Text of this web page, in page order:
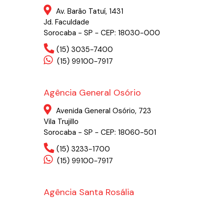
Av. Barão Tatuí, 1431
Jd. Faculdade
Sorocaba - SP - CEP: 18030-000
(15) 3035-7400
(15) 99100-7917
Agência General Osório
Avenida General Osório, 723
Vila Trujillo
Sorocaba - SP - CEP: 18060-501
(15) 3233-1700
(15) 99100-7917
Agência Santa Rosália